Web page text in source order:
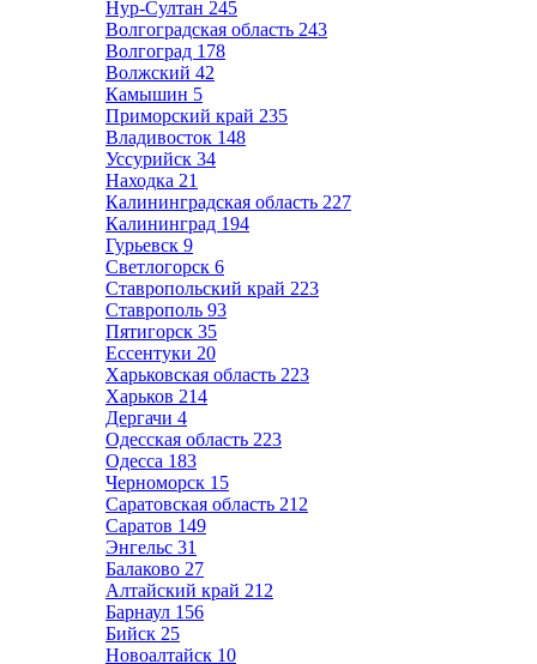
Нур-Султан 245
Волгоградская область 243
Волгоград 178
Волжский 42
Камышин 5
Приморский край 235
Владивосток 148
Уссурийск 34
Находка 21
Калининградская область 227
Калининград 194
Гурьевск 9
Светлогорск 6
Ставропольский край 223
Ставрополь 93
Пятигорск 35
Ессентуки 20
Харьковская область 223
Харьков 214
Дергачи 4
Одесская область 223
Одесса 183
Черноморск 15
Саратовская область 212
Саратов 149
Энгельс 31
Балаково 27
Алтайский край 212
Барнаул 156
Бийск 25
Новоалтайск 10